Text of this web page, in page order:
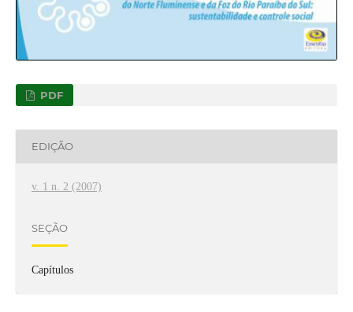
PDF
EDIÇÃO
v. 1 n. 2 (2007)
SEÇÃO
Capítulos